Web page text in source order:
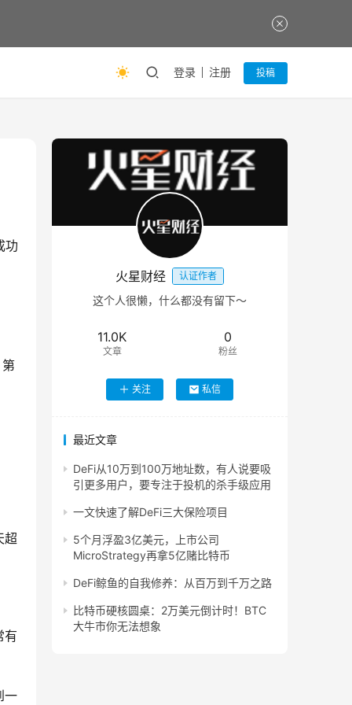
登录 注册 投稿
功
超
有
一
火星财经 认证作者
这个人很懒，什么都没有留下～
11.0K
文章
0
粉丝
关注 私信
最近文章
DeFi从10万到100万地址数，有人说要吸
引更多用户，要专注于投机的杀手级应用
一文快速了解DeFi三大保险项目
5个月浮盈3亿美元，上市公司
MicroStrategy再拿5亿赌比特币
DeFi鲸鱼的自我修养：从百万到千万之路
比特币硬核圆桌：2万美元倒计时！BTC
大牛市你无法想象